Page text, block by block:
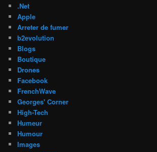
.Net
Apple
Arreter de fumer
b2evolution
Blogs
Boutique
Drones
Facebook
FrenchWave
Georges' Corner
High-Tech
Humeur
Humour
Images